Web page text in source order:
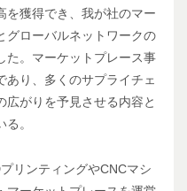
を獲得でき、我が社のマー
グローバルネットワークの
た。マーケットプレース事
り、多くのサプライチェ
広がりを予見させる内容と
。
リンティングやCNCマシ